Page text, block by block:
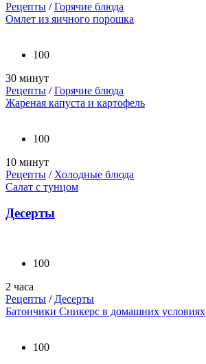
Рецепты /Горячие блюда
Омлет из яичного порошка
100
30 минут
Рецепты /Горячие блюда
Жареная капуста и картофель
100
10 минут
Рецепты / Холодные блюда
Салат с тунцом
Десерты
100
2 часа
Рецепты / Десерты
Батончики Сникерс в домашних условиях
100